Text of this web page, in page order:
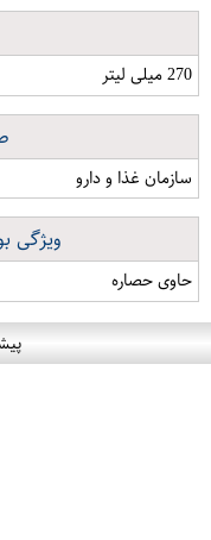
270 میلی لیتر
سازمان غذا و دارو
ویژگی
حاوی حصاره